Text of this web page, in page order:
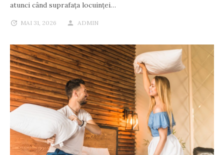
atunci când suprafața locuinței…
MAI 31, 2026 ADMIN